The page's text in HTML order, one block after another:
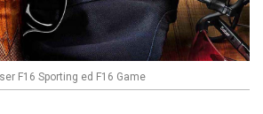
F16 Sporting ed F16 Game